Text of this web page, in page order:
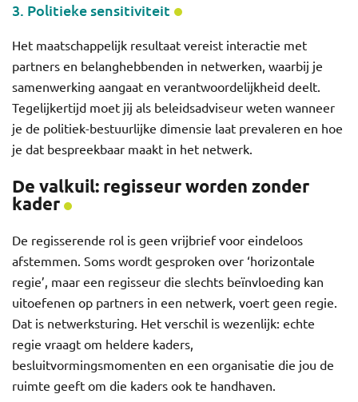
3. Politieke sensitiviteit
Het maatschappelijk resultaat vereist interactie met
partners en belanghebbenden in netwerken, waarbij je
samenwerking aangaat en verantwoordelijkheid deelt.
Tegelijkertijd moet jij als beleidsadviseur weten wanneer
je de politiek-bestuurlijke dimensie laat prevaleren en hoe
je dat bespreekbaar maakt in het netwerk.
De valkuil: regisseur worden zonder
kader
De regisserende rol is geen vrijbrief voor eindeloos
afstemmen. Soms wordt gesproken over ‘horizontale
regie’, maar een regisseur die slechts beïnvloeding kan
uitoefenen op partners in een netwerk, voert geen regie.
Dat is netwerksturing. Het verschil is wezenlijk: echte
regie vraagt om heldere kaders,
besluitvormingsmomenten en een organisatie die jou de
ruimte geeft om die kaders ook te handhaven.